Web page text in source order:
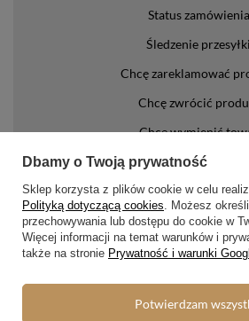
Status zamówienia
Śledzenie przesyłki
Chcę zareklamować
Chcę zwrócić
Chcę wymienić
Kontakt
Konto
Regulaminy
Polityka prywatności i
Dbamy o Twoją prywatność
Sklep korzysta z plików cookie w celu
Polityką dotyczącą cookies. Możesz
przechowywania lub dostępu do cookie w
Więcej informacji na temat warunków i
także na stronie Prywatność i warunki
Potwierdzam